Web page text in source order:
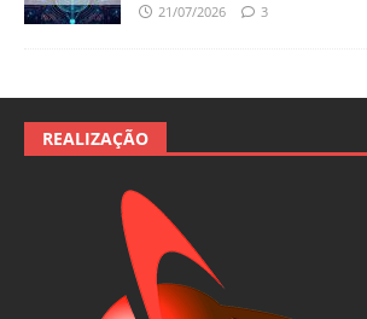
21/07/2026 3
REALIZAÇÃO